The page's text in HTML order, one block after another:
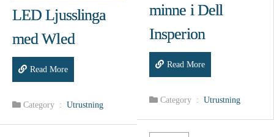
LED Ljusslinga
med Wled
Read More
Category : Utrustning
minne i Dell
Insperion
Read More
Category : Utrustning